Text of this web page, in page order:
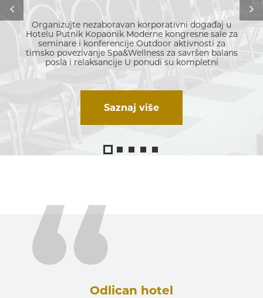
Organizujte nezaboravan korporativni događaj u
Hotelu Putnik Kopaonik Moderne kongresne sale za
seminare i konferencije Outdoor aktivnosti za
timsko povezivanje Spa&Wellness za savršen balans
posla i relaksancije U ponudi su kompletni
Saznaj više
Odlican hotel